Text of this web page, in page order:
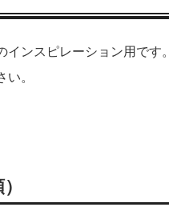
ンスピレーション用です。
。